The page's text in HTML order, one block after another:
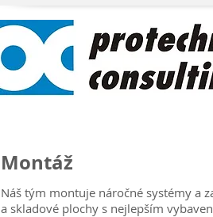
Montáž
Náš tým montuje náročné systémy a
a skladové plochy s nejlepším